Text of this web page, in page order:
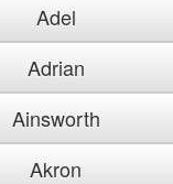
Adel
Adrian
Ainsworth
Akron